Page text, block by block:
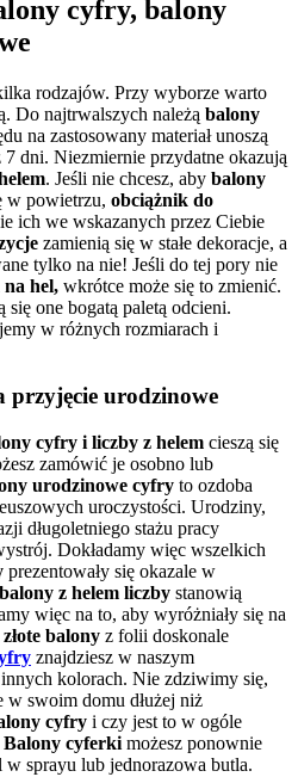
cyfry, balony
rodzajów. Przy wyborze warto
Do najtrwalszych należą balony
na zastosowany materiał unoszą
dni. Niezmiernie przydatne okazują
. Jeśli nie chcesz, aby balony
w powietrzu, obciążnik do
ich we wskazanych przez Ciebie
zamienią się w stałe dekoracje, a
tylko na nie! Jeśli do tej pory nie
hel, wkrótce może się to zmienić.
się one bogatą paletą odcieni.
w różnych rozmiarach i
przyjęcie urodzinowe
cyfry i liczby z helem cieszą się
zamówić je osobno lub
urodzinowe cyfry to ozdoba
uroczystości. Urodziny,
długoletniego stażu pracy
Dokładamy więc wszelkich
prezentowały się okazale w
balony z helem liczby stanowią
więc na to, aby wyróżniały się na
złote balony z folii doskonale
znajdziesz w naszym
kolorach. Nie zdziwimy się,
w swoim domu dłużej niż
cyfry i czy jest to w ogóle
Balony cyferki możesz ponownie
w sprayu lub jednorazowa butla.